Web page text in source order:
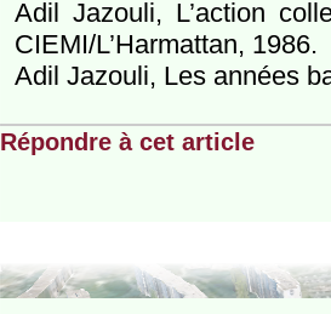
Adil Jazouli, L’action
CIEMI/L’Harmattan, 1986.
Adil Jazouli, Les années
Répondre à cet article